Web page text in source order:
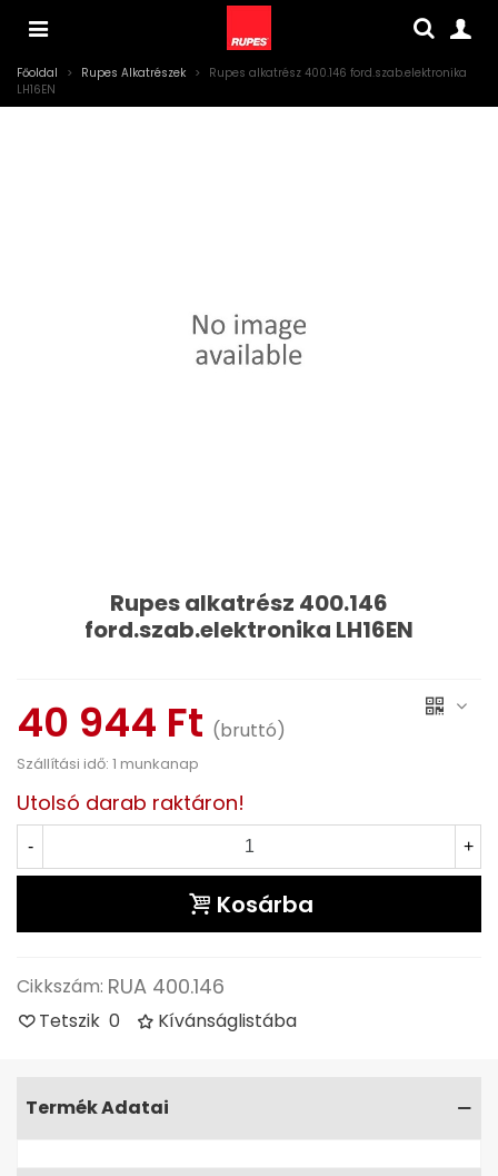
Főoldal > Rupes Alkatrészek > Rupes alkatrész 400.146 ford.szab.elektronika
LH16EN
Rupes alkatrész 400.146
ford.szab.elektronika LH16EN
40 944 Ft (bruttó)
Szállítási idő: 1 munkanap
Utolsó darab raktáron!
- +
Kosárba
Cikkszám: RUA 400.146
Tetszik 0 Kívánságlistába
Termék Adatai